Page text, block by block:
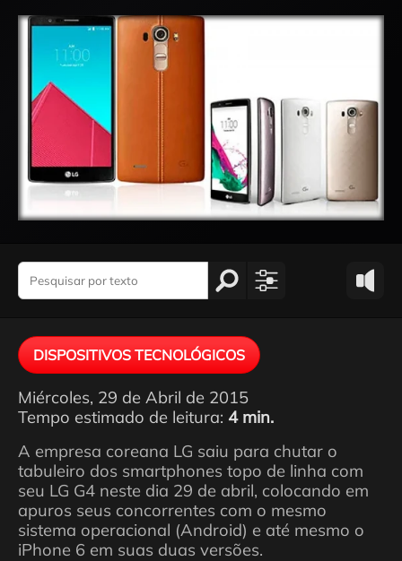
DISPOSITIVOS TECNOLÓGICOS
Miércoles, 29 de Abril de 2015
Tempo estimado de leitura: 4 min.
A empresa coreana LG saiu para chutar o
tabuleiro dos smartphones topo de linha com
seu LG G4 neste dia 29 de abril, colocando em
apuros seus concorrentes com o mesmo
sistema operacional (Android) e até mesmo o
iPhone 6 em suas duas versões.